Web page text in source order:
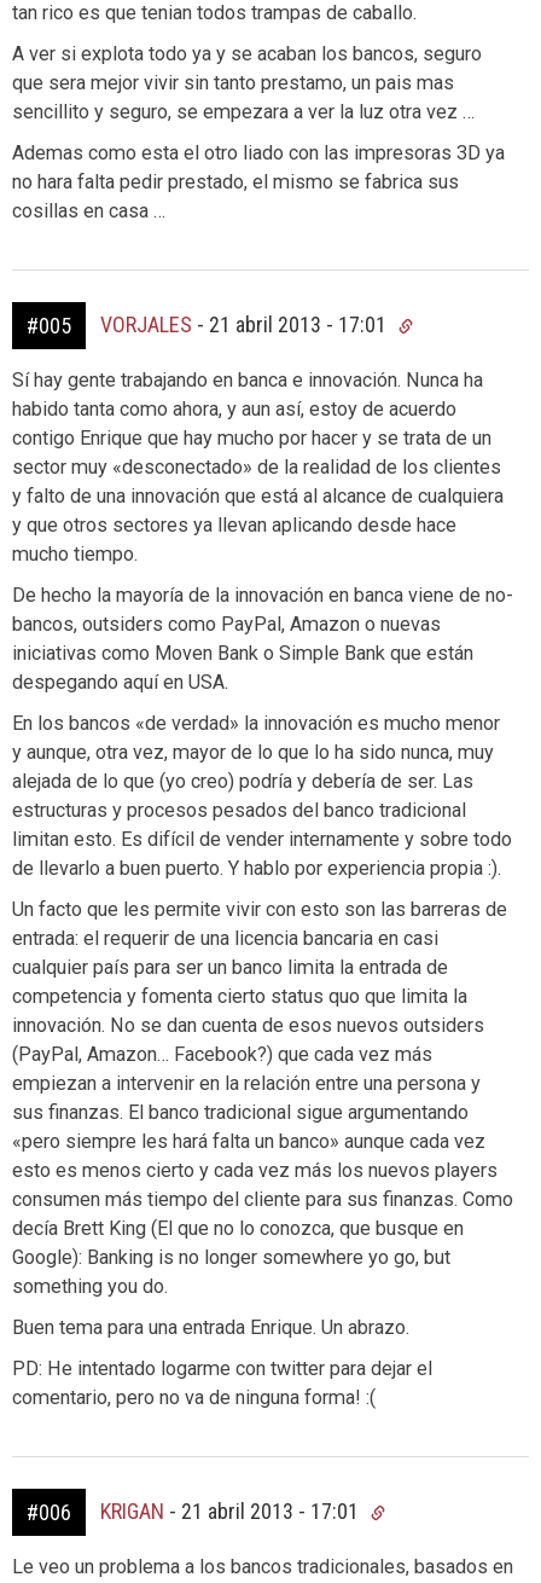
tan rico es que tenian todos trampas de caballo.
A ver si explota todo ya y se acaban los bancos, seguro
que sera mejor vivir sin tanto prestamo, un pais mas
sencillito y seguro, se empezara a ver la luz otra vez …
Ademas como esta el otro liado con las impresoras 3D ya
no hara falta pedir prestado, el mismo se fabrica sus
cosillas en casa …
#005 VORJALES - 21 abril 2013 - 17:01
Sí hay gente trabajando en banca e innovación. Nunca ha
habido tanta como ahora, y aun así, estoy de acuerdo
contigo Enrique que hay mucho por hacer y se trata de un
sector muy «desconectado» de la realidad de los clientes
y falto de una innovación que está al alcance de cualquiera
y que otros sectores ya llevan aplicando desde hace
mucho tiempo.
De hecho la mayoría de la innovación en banca viene de no-
bancos, outsiders como PayPal, Amazon o nuevas
iniciativas como Moven Bank o Simple Bank que están
despegando aquí en USA.
En los bancos «de verdad» la innovación es mucho menor
y aunque, otra vez, mayor de lo que lo ha sido nunca, muy
alejada de lo que (yo creo) podría y debería de ser. Las
estructuras y procesos pesados del banco tradicional
limitan esto. Es difícil de vender internamente y sobre todo
de llevarlo a buen puerto. Y hablo por experiencia propia :).
Un facto que les permite vivir con esto son las barreras de
entrada: el requerir de una licencia bancaria en casi
cualquier país para ser un banco limita la entrada de
competencia y fomenta cierto status quo que limita la
innovación. No se dan cuenta de esos nuevos outsiders
(PayPal, Amazon… Facebook?) que cada vez más
empiezan a intervenir en la relación entre una persona y
sus finanzas. El banco tradicional sigue argumentando
«pero siempre les hará falta un banco» aunque cada vez
esto es menos cierto y cada vez más los nuevos players
consumen más tiempo del cliente para sus finanzas. Como
decía Brett King (El que no lo conozca, que busque en
Google): Banking is no longer somewhere yo go, but
something you do.
Buen tema para una entrada Enrique. Un abrazo.
PD: He intentado logarme con twitter para dejar el
comentario, pero no va de ninguna forma! :(
#006 KRIGAN - 21 abril 2013 - 17:01
Le veo un problema a los bancos tradicionales, basados en